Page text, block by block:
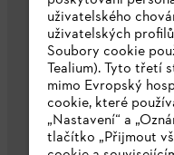
uživatelského
uživatelských
Soubory cookie
Tealium). Tyto třetí
mimo Evropský
cookie, které
„Nastavení“ a
tlačítko „Přijmout